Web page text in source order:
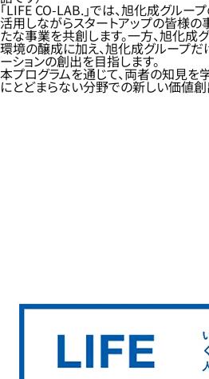
「LIFE CO-LAB.」では、旭化成グルー
活用しながらスタートアップの皆様の
たな事業を共創します。一方、旭化成
環境の醸成に加え、旭化成グループ
ーションの創出を目指します。
本プログラムを通じて、両者の知見を
にとどまらない分野での新しい価値創